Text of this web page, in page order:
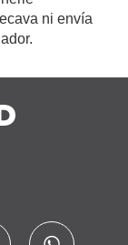
ni envía